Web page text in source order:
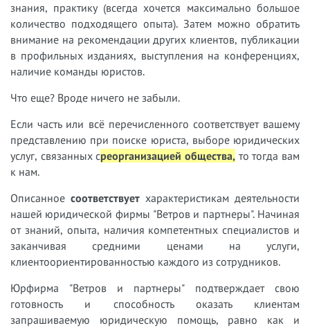
знания, практику (всегда хочется максимально большое
количество подходящего опыта). Затем можно обратить
внимание на рекомендации других клиентов, публикации
в профильных изданиях, выступления на конференциях,
наличие команды юристов.
Что еще? Вроде ничего не забыли.
Если часть или всё перечисленного соответствует вашему
представлению при поиске юриста, выборе юридических
услуг, связанных среорганизацией общества, то тогда вам
к нам.
Описанное соответствует характеристикам деятельности
нашей юридической фирмы "Ветров и партнеры". Начиная
от знаний, опыта, наличия компетентных специалистов и
заканчивая средними ценами на услуги,
клиентоориентированностью каждого из сотрудников.
Юрфирма "Ветров и партнеры" подтверждает свою
готовность и способность оказать клиентам
запрашиваемую юридическую помощь, равно как и